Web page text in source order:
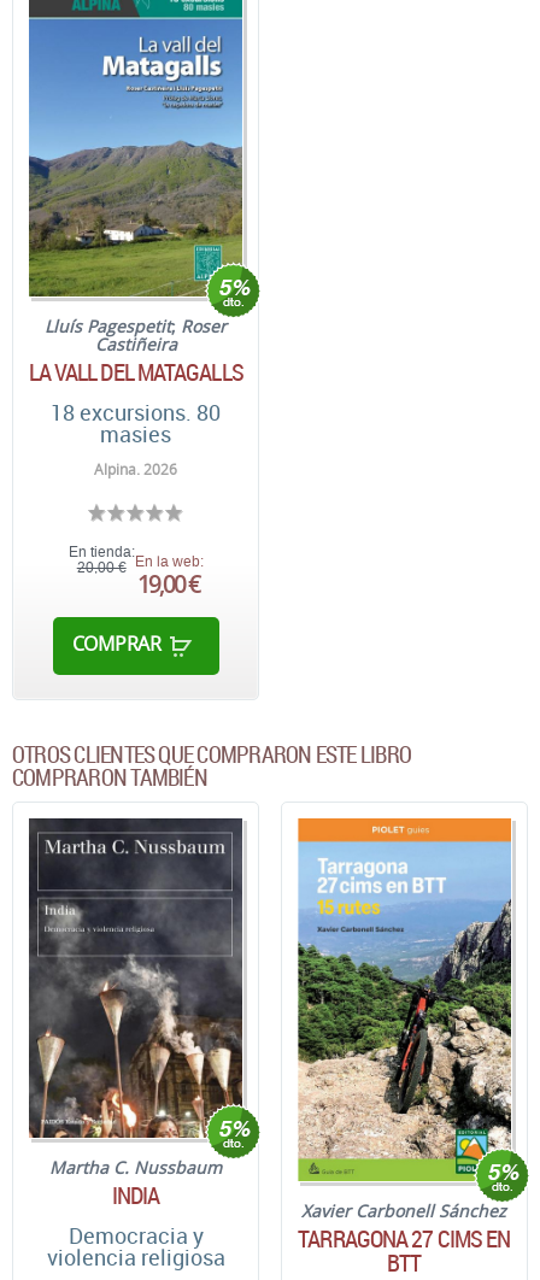
Lluís Pagespetit; Roser
Castiñeira
LA VALL DEL MATAGALLS
18 excursions. 80
masies
Alpina. 2026
En tienda:
20,00 € En la web:
19,00 €
COMPRAR
OTROS CLIENTES QUE COMPRARON ESTE LIBRO
COMPRARON TAMBIÉN
Martha C. Nussbaum
INDIA
Democracia y
violencia religiosa
Xavier Carbonell Sánchez
TARRAGONA 27 CIMS EN
BTT